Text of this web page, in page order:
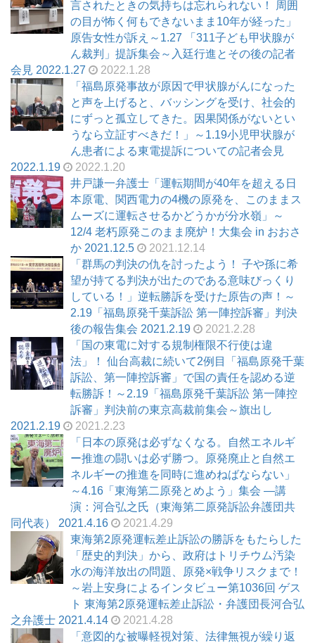
言されたときの気持ちは忘れられない！ 周囲
の目が怖く何もできないまま10年が経った」
原告女性が訴え～1.27 「311子ども甲状腺が
ん裁判」提訴集会～入廷行進とその後の記者
会見 2022.1.27
2022.1.28
「福島原発事故が原因で甲状腺がんになった
と声を上げると、バッシングを受け、社会的
にずっと孤立してきた。因果関係がないとい
うなら立証すべきだ！」～1.19小児甲状腺が
ん患者による東電提訴についての記者会見
2022.1.19
2022.1.20
井戸謙一弁護士「運転期間が40年を超える日
本原電、関西電力の4機の原発を、このままス
ムーズに運転させるかどうかが分水嶺」～
12/4 老朽原発このまま廃炉！大集会 in おおさ
か 2021.12.5
2021.12.14
「群馬の判決の仇を討ったよう！ 子や孫に希
望が持てる判決が出たのである意味びっくり
している！」逆転勝訴を受けた原告の声！～
2.19「福島原発千葉訴訟 第一陣控訴審」判決
後の報告集会 2021.2.19
2021.2.28
「国の東電に対する規制権限不行使は違
法」！ 仙台高裁に続いて2例目「福島原発千葉
訴訟、第一陣控訴審」で国の責任を認める逆
転勝訴！～2.19「福島原発千葉訴訟 第一陣控
訴審」判決前の東京高裁前集会～旗出し
2021.2.19
2021.2.23
「日本の原発は必ずなくなる。自然エネルギ
ー推進の闘いは必ず勝つ。原発廃止と自然エ
ネルギーの推進を同時に進めねばならない」
～4.16「東海第二原発とめよう」集会 ―講
演：河合弘之氏（東海第二原発訴訟弁護団共
同代表） 2021.4.16
2021.4.29
東海第2原発運転差止訴訟の勝訴をもたらした
「歴史的判決」から、政府はトリチウム汚染
水の海洋放出の問題、原発×戦争リスクまで！
～岩上安身によるインタビュー第1036回 ゲス
ト 東海第2原発運転差止訴訟・弁護団長河合弘
之弁護士 2021.4.14
2021.4.28
「意図的な被曝軽視対策、法律無視が繰り返